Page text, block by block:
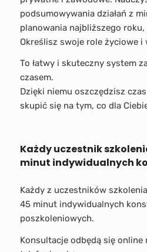
podsumowywania działań z
planowania najbliższego roku,
Określisz swoje role życiowe i
To łatwy i skuteczny system
czasem.
Dzięki niemu oszczędzisz
skupić się na tym, co dla
Każdy uczestnik
minut indywidualnych
Każdy z uczestników
45 minut indywidualnych
poszkoleniowych.
Konsultacje odbędą się online